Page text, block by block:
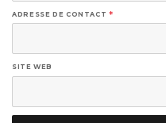
ADRESSE DE CONTACT *
SITE WEB